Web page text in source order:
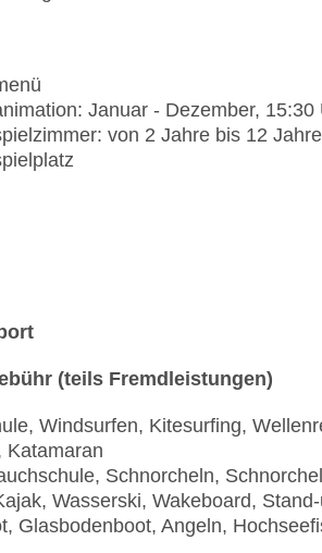
Lounge“: 09:00 Uhr - 18:00
Januar - Dezember, 15:30
von 2 Jahre bis 12 Jahre
(teils Fremdleistungen)
Windsurfen, Kitesurfing,
Katamaran
Schnorcheln,
Wasserski, Wakeboard,
Glasbodenboot, Angeln,